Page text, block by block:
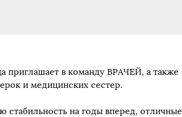
приглашает в команду ВРАЧЕЙ, а также
и медицинских сестер.
стабильность на годы вперед, отличные